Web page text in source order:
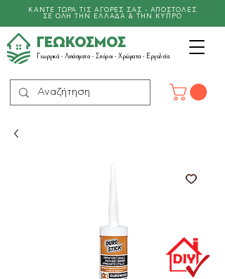
ΚΑΝΤΕ ΤΩΡΑ ΤΙΣ ΑΓΟΡΕΣ ΣΑΣ - ΑΠΟΣΤΟΛΕΣ
ΣΕ ΟΛΗ ΤΗΝ ΕΛΛΑΔΑ & ΤΗΝ ΚΥΠΡΟ
ΓΕΩΚΟΣΜΟΣ
Γεωργικά - Λιπάσματα - Σπόροι - Χρώματα - Εργαλεία